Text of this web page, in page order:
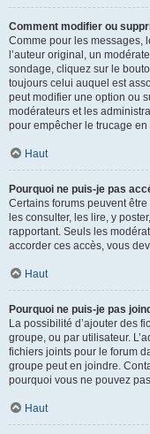
Comment modifier ou
Comme pour les messages,
l’auteur original, un
sondage, cliquez sur le
toujours celui auquel est
peut modifier une option ou
modérateurs et les
pour empêcher le trucage
Haut
Pourquoi ne puis-je pas
Certains forums peuvent
les consulter, les lire, y
rapportant. Seuls les
accorder ces accès, vous
Haut
Pourquoi ne puis-je pas
La possibilité d’ajouter des
groupe, ou par utilisateur.
fichiers joints pour le forum
groupe peut en joindre.
pourquoi vous ne pouvez
Haut